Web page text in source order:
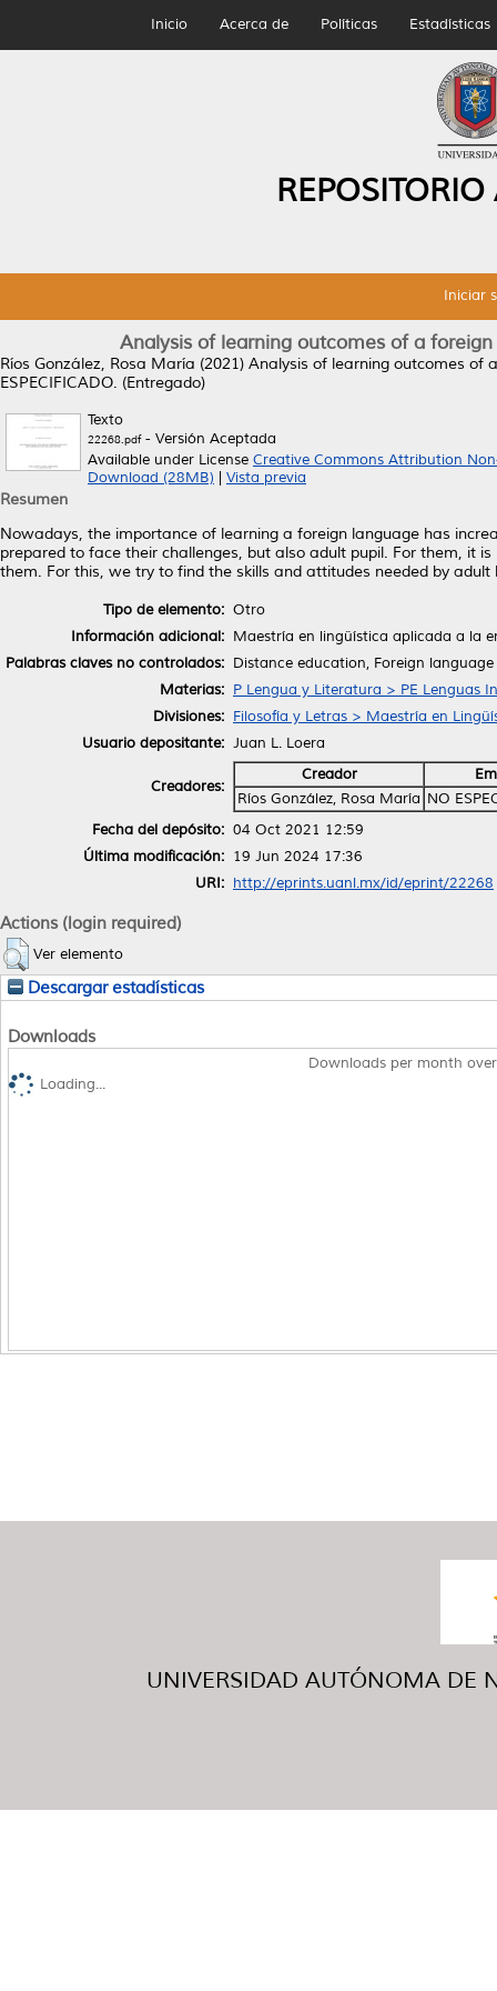
Inicio Acerca de Políticas Estadísticas
Iniciar
Analysis of learning outcomes of a
Ríos González, Rosa María (2021) Analysis of learning outcomes of
ESPECIFICADO. (Entregado)
Texto
22268.pdf- Versión Aceptada
Available under License Creative Commons Attribution
Download (28MB)
Vista previa
Resumen
Nowadays, the importance of learning a foreign language has
prepared to face their challenges, but also adult pupil. For them, it
them. For this, we try to find the skills and attitudes needed by
Tipo de elemento: Otro
Información adicional: Maestría en lingüística aplicada a la
Palabras claves no controlados: Distance education, Foreign
Materias: P Lengua y Literatura > PE Lenguas
Divisiones: Filosofía y Letras > Maestría en
Usuario depositante: Juan L. Loera
Creadores:
Creador
Ríos González, Rosa María NO
Fecha del depósito: 04 Oct 2021 12:59
Última modificación: 19 Jun 2024 17:36
URI: http://eprints.uanl.mx/id/eprint/22268
Actions (login required)
Ver elemento
Descargar estadísticas
Downloads
Downloads per month
Loading...
UNIVERSIDAD AUTÓNOMA DE